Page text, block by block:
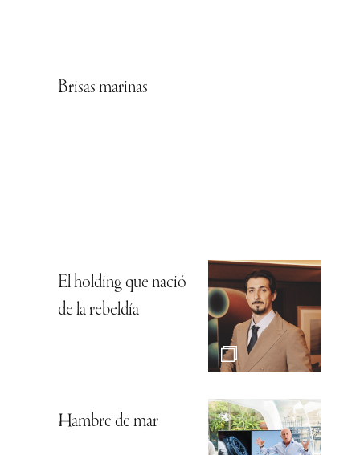
Brisas marinas
El holding que nació
de la rebeldía
Hambre de mar